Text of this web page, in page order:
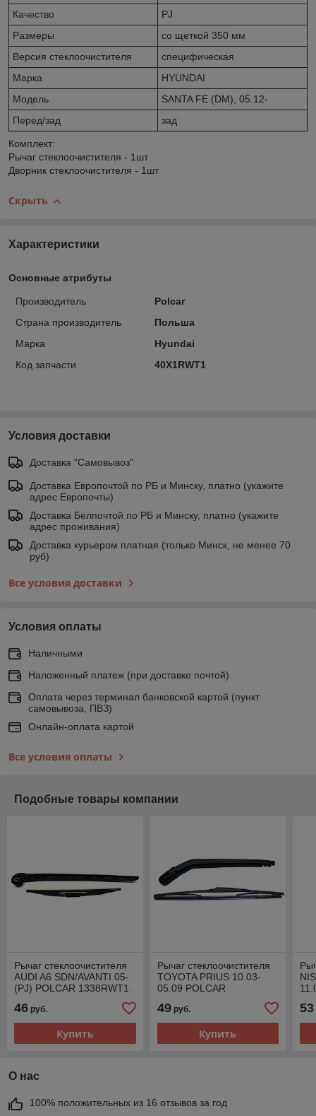
Качество
PJ
Размеры
со щеткой 350 мм
Версия стеклоочистителя
специфическая
Марка
HYUNDAI
Модель
SANTA FE (DM), 05.12-
Перед/зад
зад
Комплект:
Рычаг стеклоочистителя - 1шт
Дворник стеклоочистителя - 1шт
Скрыть
Характеристики
Основные атрибуты
Производитель
Polcar
Страна производитель
Польша
Марка
Hyundai
Код запчасти
40X1RWT1
Условия доставки
Доставка "Самовывоз"
Доставка Европочтой по РБ и Минску, платно (укажите
адрес Европочты)
Доставка Белпочтой по РБ и Минску, платно (укажите
адрес проживания)
Доставка курьером платная (только Минск, не менее 70
руб)
Все условия доставки
Условия оплаты
Наличными
Наложенный платеж (при доставке почтой)
Оплата через терминал банковской картой (пункт
самовывоза, ПВЗ)
Онлайн-оплата картой
Все условия оплаты
Подобные товары компании
Рычаг стеклоочистителя
AUDI A6 SDN/AVANTI 05-
(PJ) POLCAR 1338RWT1
46 руб.
Купить
Рычаг стеклоочистителя
TOYOTA PRIUS 10.03-
05.09 POLCAR
49руб.
Купить
53
О нас
100% положительных из 16 отзывов за год